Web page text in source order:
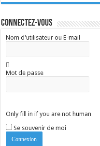
Connectez-vous
Nom d'utilisateur ou E-mail
Mot de passe
Only fill in if you are not human
Se souvenir de moi